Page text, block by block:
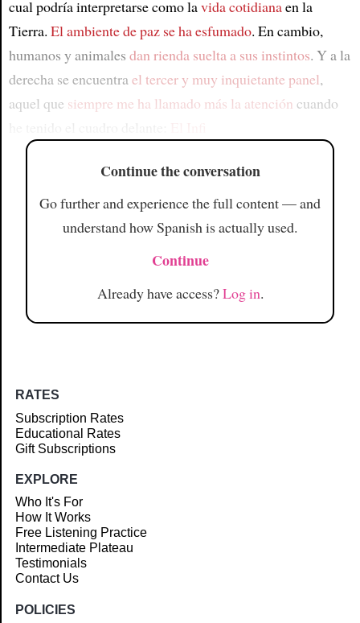
cual podría interpretarse como lavida cotidianaen la
Tierra. El ambiente de paz se ha esfumado. En cambio,
humanos y animales dan rienda suelta a sus instintos. Y a la
derecha se encuentrael tercer y muy inquietante panel,
aquel que siempre me ha llamado más la atención cuando
Continue the conversation
Go further and experience the full content — and
understand how Spanish is actually used.
Continue
Already have access?Log in.
RATES
Subscription Rates
Educational Rates
Gift Subscriptions
EXPLORE
Who It's For
How It Works
Free Listening Practice
Intermediate Plateau
Testimonials
Contact Us
POLICIES